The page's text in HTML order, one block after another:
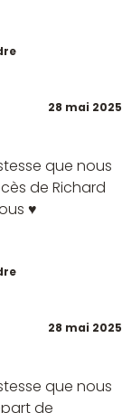
28 mai 2025
que nous
de Richard
♥️
28 mai 2025
que nous
de